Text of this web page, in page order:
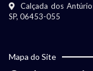
Calçada dos
SP, 06453-055
Mapa do Site